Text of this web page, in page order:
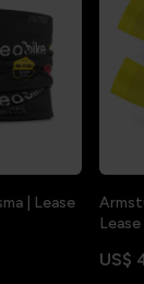
| Lease
US$